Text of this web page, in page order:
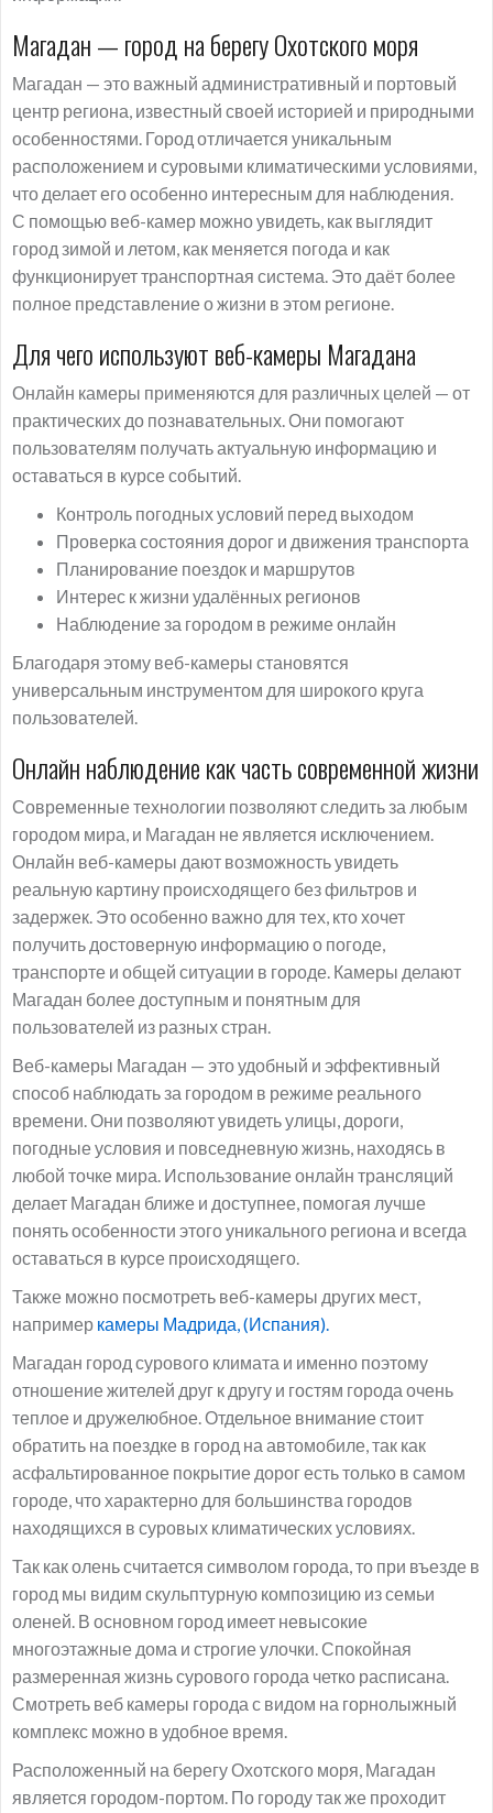
Магадан — город на берегу Охотского моря
Магадан — это важный административный и портовый
центр региона, известный своей историей и природными
особенностями. Город отличается уникальным
расположением и суровыми климатическими условиями,
что делает его особенно интересным для наблюдения.
С помощью веб-камер можно увидеть, как выглядит
город зимой и летом, как меняется погода и как
функционирует транспортная система. Это даёт более
полное представление о жизни в этом регионе.
Для чего используют веб-камеры Магадана
Онлайн камеры применяются для различных целей — от
практических до познавательных. Они помогают
пользователям получать актуальную информацию и
оставаться в курсе событий.
Контроль погодных условий перед выходом
Проверка состояния дорог и движения транспорта
Планирование поездок и маршрутов
Интерес к жизни удалённых регионов
Наблюдение за городом в режиме онлайн
Благодаря этому веб-камеры становятся
универсальным инструментом для широкого круга
пользователей.
Онлайн наблюдение как часть современной жизни
Современные технологии позволяют следить за любым
городом мира, и Магадан не является исключением.
Онлайн веб-камеры дают возможность увидеть
реальную картину происходящего без фильтров и
задержек. Это особенно важно для тех, кто хочет
получить достоверную информацию о погоде,
транспорте и общей ситуации в городе. Камеры делают
Магадан более доступным и понятным для
пользователей из разных стран.
Веб-камеры Магадан — это удобный и эффективный
способ наблюдать за городом в режиме реального
времени. Они позволяют увидеть улицы, дороги,
погодные условия и повседневную жизнь, находясь в
любой точке мира. Использование онлайн трансляций
делает Магадан ближе и доступнее, помогая лучше
понять особенности этого уникального региона и всегда
оставаться в курсе происходящего.
Также можно посмотреть веб-камеры других мест,
например камеры Мадрида, (Испания).
Магадан город сурового климата и именно поэтому
отношение жителей друг к другу и гостям города очень
теплое и дружелюбное. Отдельное внимание стоит
обратить на поездке в город на автомобиле, так как
асфальтированное покрытие дорог есть только в самом
городе, что характерно для большинства городов
находящихся в суровых климатических условиях.
Так как олень считается символом города, то при въезде в
город мы видим скульптурную композицию из семьи
оленей. В основном город имеет невысокие
многоэтажные дома и строгие улочки. Спокойная
размеренная жизнь сурового города четко расписана.
Смотреть веб камеры города с видом на горнолыжный
комплекс можно в удобное время.
Расположенный на берегу Охотского моря, Магадан
является городом-портом. По городу так же проходит